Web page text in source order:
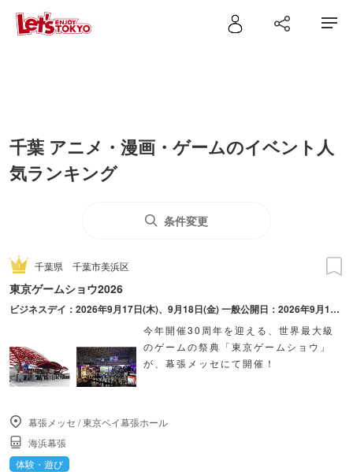
千葉 アニメ・漫画・ゲームのイベント人
気ランキング
条件変更
千葉県 千葉市美浜区
東京ゲームショウ2026
ビジネスデイ：2026年9月17日(木)、9月18日(金) ⼀般公開⽇：2026年9月19日(土)、9月20日(日)
今年開催30周年を迎える、世界最大級
のゲームの祭典「東京ゲームショウ」
が、幕張メッセにて開催！
幕張メッセ /東京ベイ幕張ホール
海浜幕張
体験・遊び